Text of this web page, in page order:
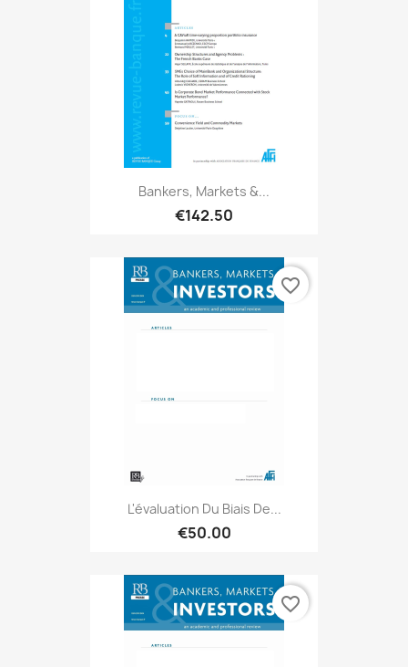
Bankers, Markets &...
€142.50
L'évaluation Du Biais De...
€50.00
favorite_border
favorite_border